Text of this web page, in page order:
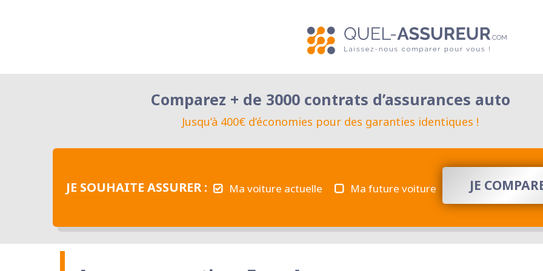
Comparez + de 3000 contrats d’assurances auto
Jusqu’à 400€ d’économies pour des garanties identiques !
JE SOUHAITE ASSURER : Ma voiture actuelle Ma future voiture JE